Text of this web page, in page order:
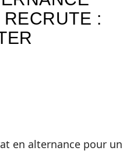
:
en alternance pour un